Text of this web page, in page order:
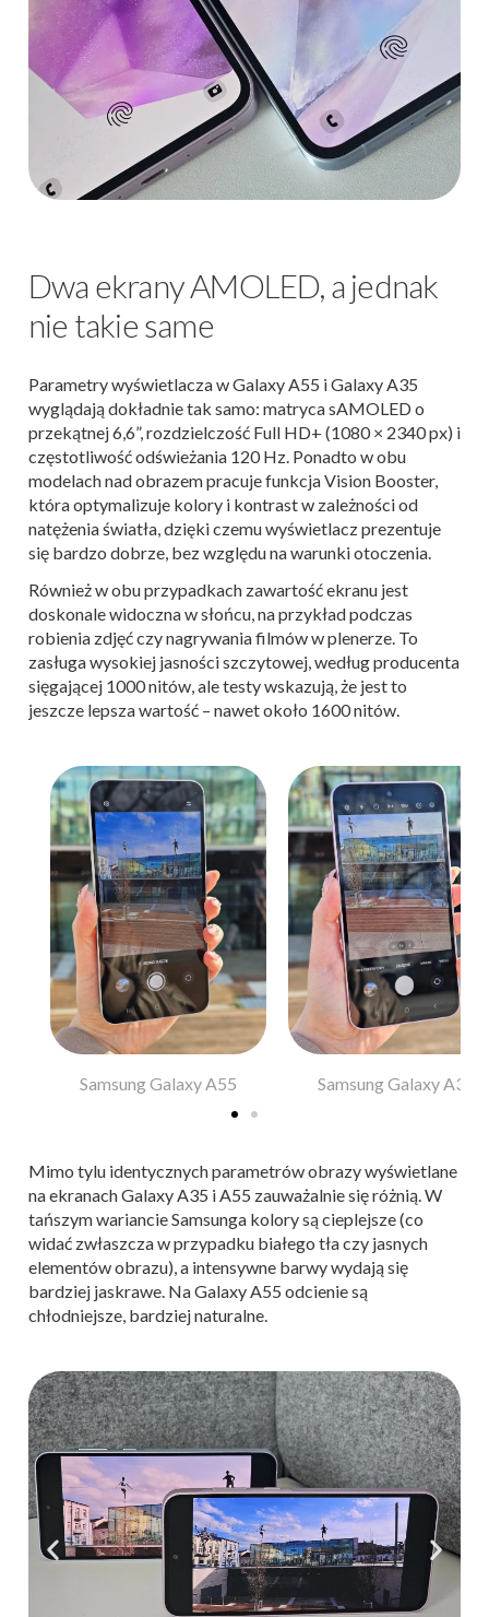
Dwa ekrany AMOLED, a jednak
nie takie same
Parametry wyświetlacza w Galaxy A55 i Galaxy A35
wyglądają dokładnie tak samo: matryca sAMOLED o
przekątnej 6,6”, rozdzielczość Full HD+ (1080 × 2340 px) i
częstotliwość odświeżania 120 Hz. Ponadto w obu
modelach nad obrazem pracuje funkcja Vision Booster,
która optymalizuje kolory i kontrast w zależności od
natężenia światła, dzięki czemu wyświetlacz prezentuje
się bardzo dobrze, bez względu na warunki otoczenia.
Również w obu przypadkach zawartość ekranu jest
doskonale widoczna w słońcu, na przykład podczas
robienia zdjęć czy nagrywania filmów w plenerze. To
zasługa wysokiej jasności szczytowej, według producenta
sięgającej 1000 nitów, ale testy wskazują, że jest to
jeszcze lepsza wartość – nawet około 1600 nitów.
Samsung Galaxy A55 Samsung Galaxy A35
Mimo tylu identycznych parametrów obrazy wyświetlane
na ekranach Galaxy A35 i A55 zauważalnie się różnią. W
tańszym wariancie Samsunga kolory są cieplejsze (co
widać zwłaszcza w przypadku białego tła czy jasnych
elementów obrazu), a intensywne barwy wydają się
bardziej jaskrawe. Na Galaxy A55 odcienie są
chłodniejsze, bardziej naturalne.